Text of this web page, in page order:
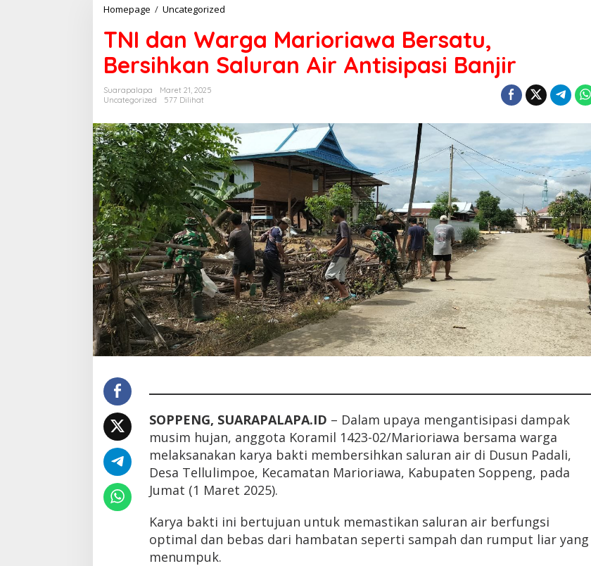
Homepage / Uncategorized
Warga
Marioriawa
Bersatu,
Antisipasi
Banjir
TNI dan Warga Marioriawa Bersatu,
Bersihkan Saluran Air Antisipasi Banjir
Suarapalapa
Maret 21, 2025
Uncategorized
577 Dilihat
SOPPENG, SUARAPALAPA.ID – Dalam upaya mengantisipasi dampak
musim hujan, anggota Koramil 1423-02/Marioriawa bersama warga
melaksanakan karya bakti membersihkan saluran air di Dusun Padali,
Desa Tellulimpoe, Kecamatan Marioriawa, Kabupaten Soppeng, pada
Jumat (1 Maret 2025).
Karya bakti ini bertujuan untuk memastikan saluran air berfungsi
optimal dan bebas dari hambatan seperti sampah dan rumput liar yang
menumpuk.
Latemmamala
Juni 22, 2026